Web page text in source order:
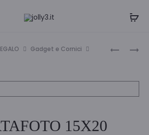
i
CORNICE
MIX
Gadget e Cornici
15X20